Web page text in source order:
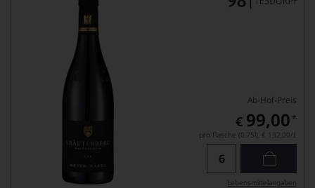
Ab-Hof-Preis
€ 99,00 *
pro Flasche (0.75l), € 132,00/L
Lebensmittel­angaben